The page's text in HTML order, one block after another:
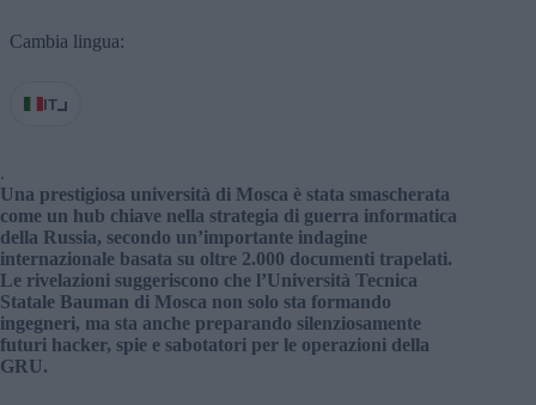
Cambia lingua:
IT
.
Una prestigiosa università di Mosca è stata smascherata
come un hub chiave nella strategia di guerra informatica
della Russia, secondo un’importante indagine
internazionale basata su oltre 2.000 documenti trapelati.
Le rivelazioni suggeriscono che l’Università Tecnica
Statale Bauman di Mosca non solo sta formando
ingegneri, ma sta anche preparando silenziosamente
futuri hacker, spie e sabotatori per le operazioni della
GRU.